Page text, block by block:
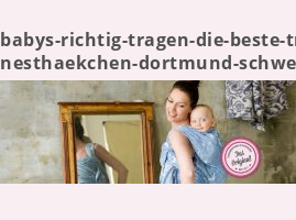
babys-richtig-tragen-die-
nesthaekchen-dortmund-